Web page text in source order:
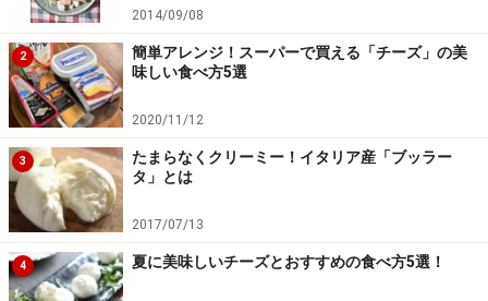
食べ物：
パンはバゲットがベスト。
レタスと共に食べると、さっぱりとした味わいになりま
す。
【選び方】
「ブリー」という名のチーズはスーパーなどでも販売さ
れています。しかし「ブリー・ド・モー」は、ほとんど
の場合がチーズ専門店でしか手に入りませんので気を付
2014/09/08
2
簡単アレンジ！スーパーで買える「チーズ」の美
味しい食べ方5選
2020/11/12
3
たまらなくクリーミー！イタリア産「ブッラー
タ」とは
2017/07/13
4 夏に美味しいチーズとおすすめの食べ方5選！